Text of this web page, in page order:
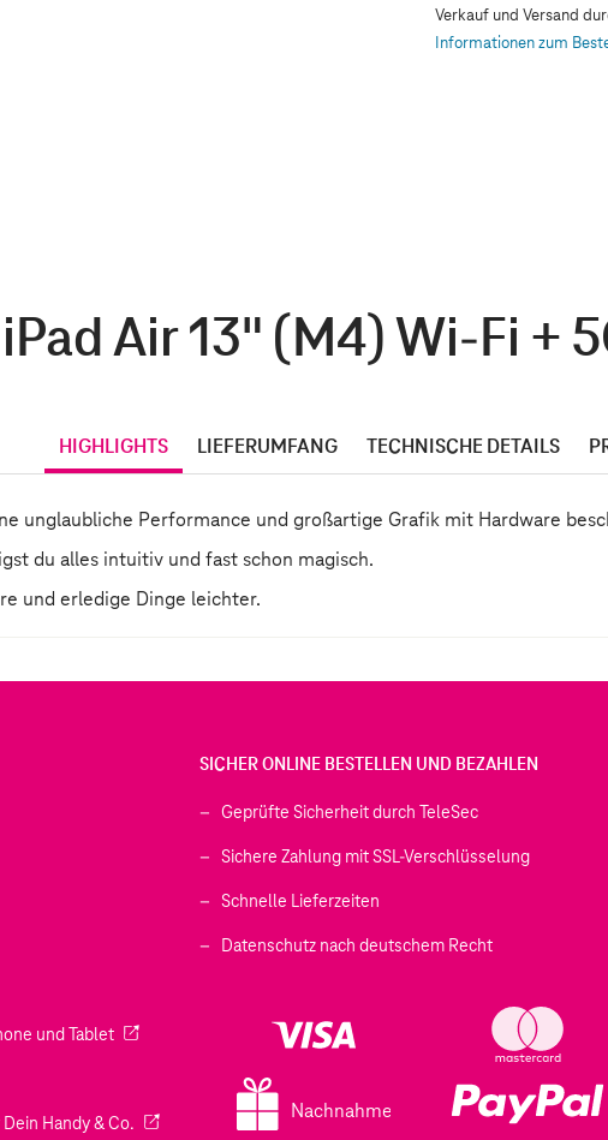
Verkauf und Versand
Informationen zum
Air 13" (M4) Wi-Fi +
HIGHLIGHTS LIEFERUMFANG TECHNISCHE DETAILS
unglaubliche Performance und großartige Grafik mit Hardware
du alles intuitiv und fast schon magisch.
und erledige Dinge leichter.
geöffnet)
einem neuen Tab geöffnet)
neuen Tab geöffnet)
und Tablet(Wird in einem neuen Tab geöffnet)
neuen Tab geöffnet)
Handy & Co. (Wird in einem neuen Tab geöffnet)
SICHER ONLINE BESTELLEN UND BEZAHLEN
Geprüfte Sicherheit durch TeleSec
Sichere Zahlung mit SSL-Verschlüsselung
Schnelle Lieferzeiten
Datenschutz nach deutschem Recht
Nachnahme